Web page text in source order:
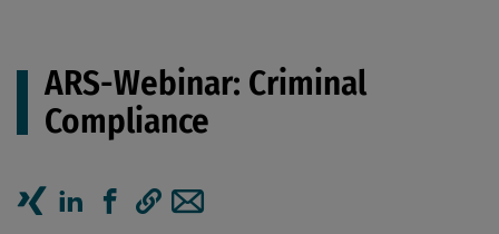
ARS-Webinar: Criminal
Compliance